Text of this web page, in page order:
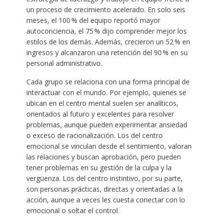
un proceso de crecimiento acelerado. En solo seis
meses, el 100 % del equipo reportó mayor
autoconciencia, el 75 % dijo comprender mejor los
estilos de los demás. Además, crecieron un 52 % en
ingresos y alcanzaron una retención del 90 % en su
personal administrativo.
Cada grupo se relaciona con una forma principal de
interactuar con el mundo. Por ejemplo, quienes se
ubican en el centro mental suelen ser analíticos,
orientados al futuro y excelentes para resolver
problemas, aunque pueden experimentar ansiedad
o exceso de racionalización. Los del centro
emocional se vinculan desde el sentimiento, valoran
las relaciones y buscan aprobación, pero pueden
tener problemas en su gestión de la culpa y la
vergüenza. Los del centro instintivo, por su parte,
son personas prácticas, directas y orientadas a la
acción, aunque a veces les cuesta conectar con lo
emocional o soltar el control.